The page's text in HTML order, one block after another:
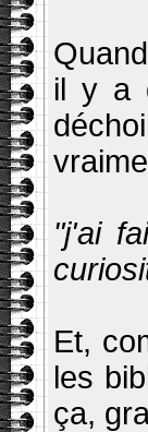
il y a
"j'ai
Et,
les
ça,